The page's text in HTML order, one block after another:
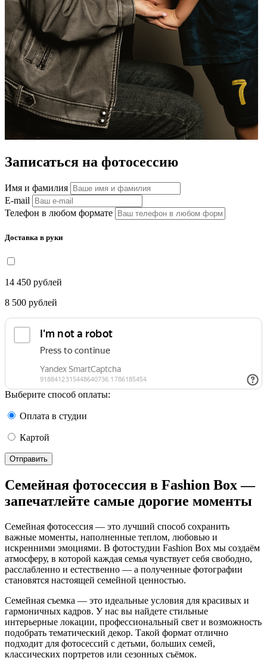
Записаться на фотосессию
Имя и фамилия
E-mail
Телефон в любом формате
Доставка в руки
14 450 рублей
8 500 рублей
Выберите способ оплаты:
Оплата в студии
Картой
Отправить
Семейная фотосессия в Fashion Box —
запечатлейте самые дорогие моменты
Семейная фотосессия — это лучший способ сохранить
важные моменты, наполненные теплом, любовью и
искренними эмоциями. В фотостудии Fashion Box мы создаём
атмосферу, в которой каждая семья чувствует себя свободно,
расслабленно и естественно — а полученные фотографии
становятся настоящей семейной ценностью.
Cемейная съемка — это идеальные условия для красивых и
гармоничных кадров. У нас вы найдете стильные
интерьерные локации, профессиональный свет и возможность
подобрать тематический декор. Такой формат отлично
подходит для фотосессий с детьми, больших семей,
классических портретов или сезонных съёмок.